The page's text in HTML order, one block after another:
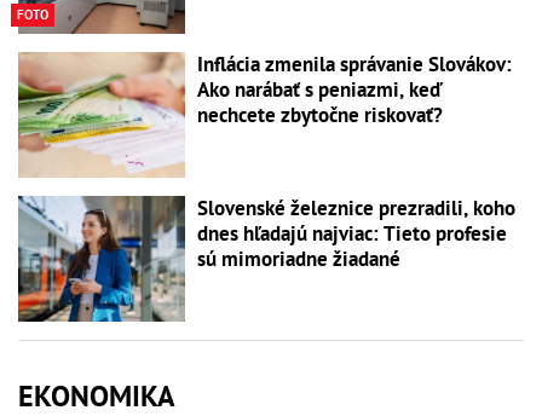
FOTO
Inflácia zmenila správanie Slovákov:
Ako narábať s peniazmi, keď
nechcete zbytočne riskovať?
Slovenské železnice prezradili, koho
dnes hľadajú najviac: Tieto profesie
sú mimoriadne žiadané
EKONOMIKA